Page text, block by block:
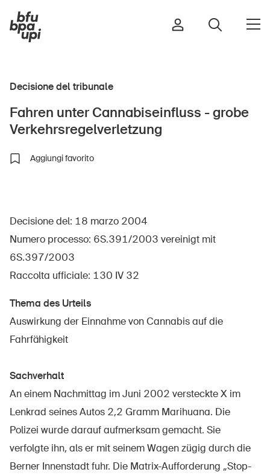
Sport e attività fisica
Edifici e impianti
UPI – chi siamo
Media
Sinus Plus
Campagne
Posti vacanti
Decisione del tribunale
Fahren unter Cannabiseinfluss - grobe
Verkehrsregelverletzung
Aggiungi favorito
Decisione del: 18 marzo 2004
Numero processo: 6S.391/2003 vereinigt mit
6S.397/2003
Raccolta ufficiale: 130 IV 32
Thema des Urteils
Auswirkung der Einnahme von Cannabis auf die
Fahrfähigkeit
Sachverhalt
An einem Nachmittag im Juni 2002 versteckte X im
Lenkrad seines Autos 2,2 Gramm Marihuana. Die
Polizei wurde darauf aufmerksam gemacht. Sie
verfolgte ihn, als er mit seinem Wagen zügig durch die
Berner Innenstadt fuhr. Die Matrix-Aufforderung „Stop-